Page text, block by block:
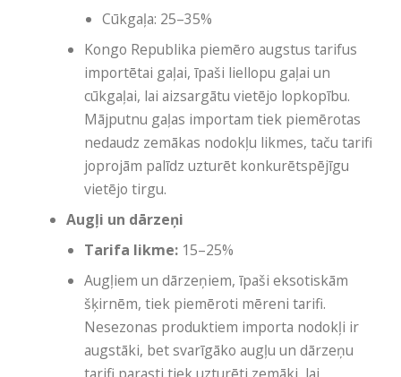
Cūkgaļa: 25–35%
Kongo Republika piemēro augstus tarifus
importētai gaļai, īpaši liellopu gaļai un
cūkgaļai, lai aizsargātu vietējo lopkopību.
Mājputnu gaļas importam tiek piemērotas
nedaudz zemākas nodokļu likmes, taču tarifi
joprojām palīdz uzturēt konkurētspējīgu
vietējo tirgu.
Augļi un dārzeņi
Tarifa likme: 15–25%
Augļiem un dārzeņiem, īpaši eksotiskām
šķirnēm, tiek piemēroti mēreni tarifi.
Nesezonas produktiem importa nodokļi ir
augstāki, bet svarīgāko augļu un dārzeņu
tarifi parasti tiek uzturēti zemāki, lai